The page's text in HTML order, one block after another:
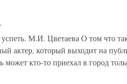
М.И. Цветаева О том что
актер, который выходит на
может кто-то приехал в город